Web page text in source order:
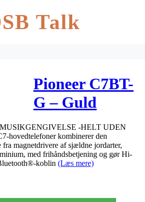
Talk
Pioneer C7BT-
G – Guld
-HELT UDEN
hovedtelefoner kombinerer den
fra magnetdrivere af sjældne jordarter,
med frihåndsbetjening og gør Hi-
koblin (Læs mere)